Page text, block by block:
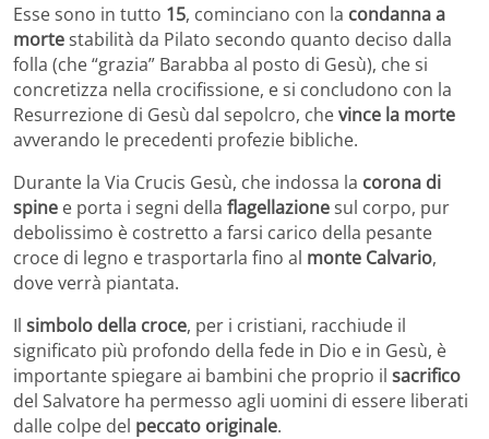
Esse sono in tutto 15, cominciano con la condanna a
mortestabilità da Pilato secondo quanto deciso dalla
folla (che “grazia” Barabba al posto di Gesù), che si
concretizza nella crocifissione, e si concludono con la
Resurrezione di Gesù dal sepolcro, chevince la morte
avverando le precedenti profezie bibliche.
Durante la Via Crucis Gesù, che indossa la corona di
spine e porta i segni della flagellazionesul corpo, pur
debolissimo è costretto a farsi carico della pesante
croce di legno e trasportarla fino al monte Calvario,
dove verrà piantata.
Il simbolo della croce, per i cristiani, racchiude il
significato più profondo della fede in Dio e in Gesù, è
importante spiegare ai bambini che proprio il sacrifico
del Salvatore ha permesso agli uomini di essere liberati
dalle colpe del peccato originale.